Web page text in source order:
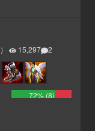
） 15,297 2
72% (8)